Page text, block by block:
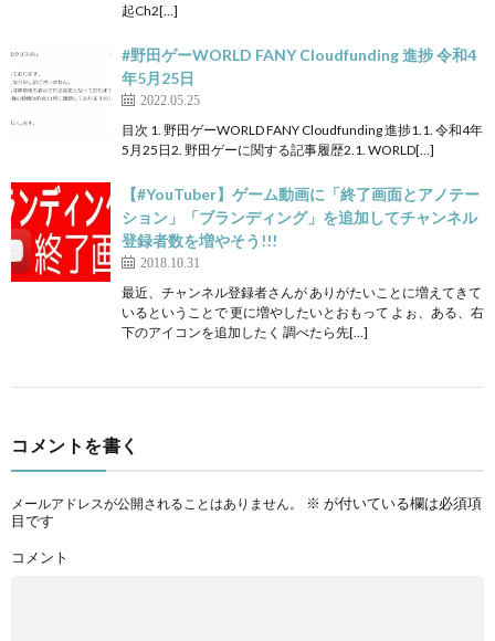
起Ch2[…]
#野田ゲーWORLD FANY Cloudfunding 進捗 令和4
年5月25日
2022.05.25
目次 1. 野田ゲーWORLD FANY Cloudfunding 進捗1.1. 令和4年
5月25日2. 野田ゲーに関する記事履歴2.1. WORLD[…]
【#YouTuber】ゲーム動画に「終了画面とアノテー
ション」「ブランディング」を追加してチャンネル
登録者数を増やそう!!!
2018.10.31
最近、チャンネル登録者さんが ありがたいことに増えてきて
いるということで 更に増やしたいとおもって よぉ、ある、右
下のアイコンを追加したく 調べたら先[…]
コメントを書く
メールアドレスが公開されることはありません。 ※ が付いている欄は必須項
目です
コメント